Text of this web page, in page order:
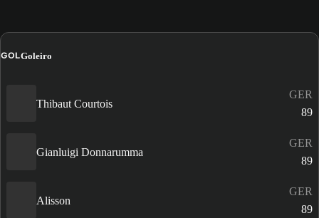
GOLGoleiro
Thibaut Courtois
GER
89
Gianluigi Donnarumma
GER
89
Alisson
GER
89